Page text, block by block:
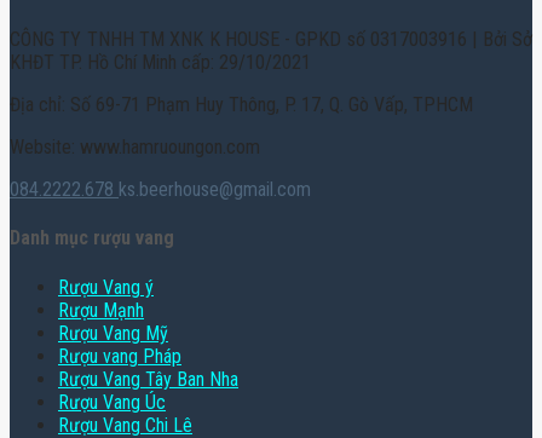
CÔNG TY TNHH TM XNK K HOUSE - GPKD số 0317003916 | Bởi Sở
KHĐT TP. Hồ Chí Minh cấp: 29/10/2021
Địa chỉ: Số 69-71 Phạm Huy Thông, P. 17, Q. Gò Vấp, TPHCM
Website: www.hamruoungon.com
084.2222.678 ks.beerhouse@gmail.com
Danh mục rượu vang
Rượu Vang ý
Rượu Mạnh
Rượu Vang Mỹ
Rượu vang Pháp
Rượu Vang Tây Ban Nha
Rượu Vang Úc
Rượu Vang Chi Lê